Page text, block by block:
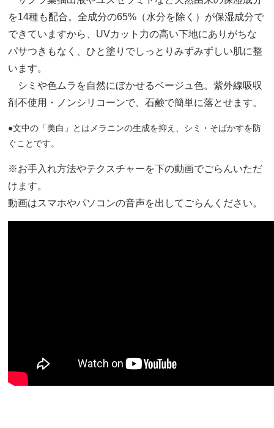
を14種も配合。全成分の65%（水分を除く）が保湿成分で
できていますから、UVカット力の高い下地にありがちな
パサつきもなく、ひと塗りでしっとりみずみずしい肌に整
います。
シミや色ムラを自然にぼかせるベージュ色。紫外線吸収
剤不使用・ノンシリコーンで、石鹸で簡単に落とせます。
●文中の「美白」とはメラニンの生成を抑え、シミ・そばかすを防
ぐことです。
※お手入れ方法やテクスチャーを下の動画でごらんいただ
けます。
動画はスマホやパソコンの音声を出してごらんください。